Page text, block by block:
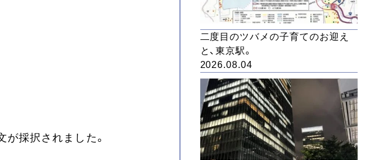
採択されました。
二度目のツバメの子育てのお迎え
と、東京駅。
2026.08.04